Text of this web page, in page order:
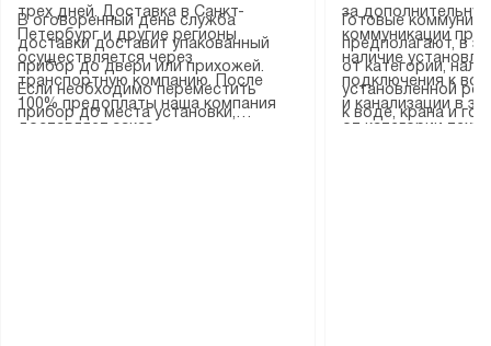
трех дней. Доставка в Санкт-
Петербург и другие регионы
осуществляется через
транспортную компанию. После
100% предоплаты наша компания
доставляет заказ
В оговоренный день служба
доставки доставит упакованный
прибор до двери или прихожей.
Если необходимо переместить
прибор до места установки,
за
коммуникации
наличие
подключения к
и канализации в
от категории
Готовые
предполагают, в
от категории,
установленной
к воде, крана и